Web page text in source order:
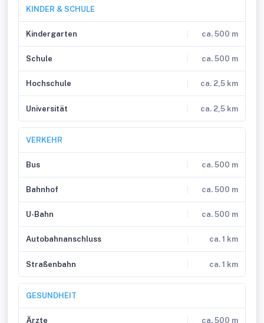
KINDER & SCHULE
Kindergarten ca. 500 m
Schule ca. 500 m
Hochschule ca. 2,5 km
Universität ca. 2,5 km
VERKEHR
Bus ca. 500 m
Bahnhof ca. 500 m
U-Bahn ca. 500 m
Autobahnanschluss ca. 1 km
Straßenbahn ca. 1 km
GESUNDHEIT
Ärzte ca. 500 m